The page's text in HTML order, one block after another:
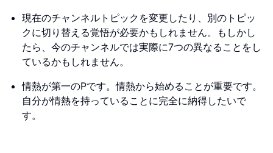
現在のチャンネルトピックを変更したり、別のトピッ
クに切り替える覚悟が必要かもしれません。もしかし
たら、今のチャンネルでは実際に7つの異なることをし
ているかもしれません。
情熱が第一のPです。情熱から始めることが重要です。
自分が情熱を持っていることに完全に納得したいで
す。